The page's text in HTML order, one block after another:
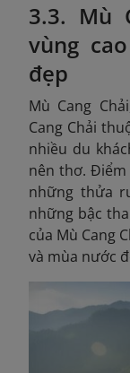
3.3. Mù
vùng
đẹp
Mù Cang
Cang Chải
nhiều du
nên thơ. Điểm
những thửa
những bậc
của Mù Cang
và mùa nước